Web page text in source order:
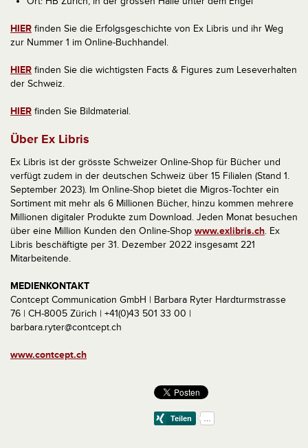
HIER finden Sie die Erfolgsgeschichte von Ex Libris und ihr Weg
zur Nummer 1 im Online-Buchhandel.
HIER finden Sie die wichtigsten Facts & Figures zum Leseverhalten
der Schweiz.
HIER finden Sie Bildmaterial.
Über Ex Libris
Ex Libris ist der grösste Schweizer Online-Shop für Bücher und
verfügt zudem in der deutschen Schweiz über 15 Filialen (Stand 1.
September 2023). Im Online-Shop bietet die Migros-Tochter ein
Sortiment mit mehr als 6 Millionen Bücher, hinzu kommen mehrere
Millionen digitaler Produkte zum Download. Jeden Monat besuchen
über eine Million Kunden den Online-Shop www.exlibris.ch. Ex
Libris beschäftigte per 31. Dezember 2022 insgesamt 221
Mitarbeitende.
MEDIENKONTAKT
Contcept Communication GmbH | Barbara Ryter Hardturmstrasse
76 | CH-8005 Zürich | +41(0)43 501 33 00 |
barbara.ryter@contcept.ch
www.contcept.ch